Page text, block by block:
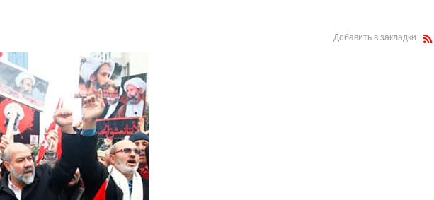
Добавить в закладки